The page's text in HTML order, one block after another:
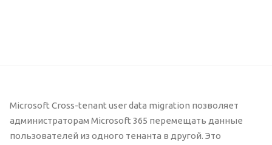
Microsoft Cross-tenant user data migration позволяет
администраторам Microsoft 365 перемещать данные
пользователей из одного тенанта в другой. Это